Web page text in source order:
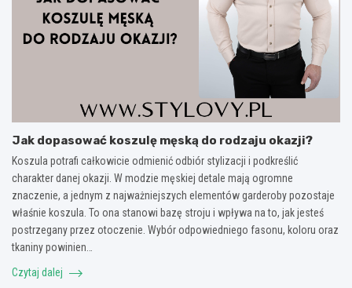
Jak dopasować koszulę męską do rodzaju okazji?
Koszula potrafi całkowicie odmienić odbiór stylizacji i podkreślić
charakter danej okazji. W modzie męskiej detale mają ogromne
znaczenie, a jednym z najważniejszych elementów garderoby pozostaje
właśnie koszula. To ona stanowi bazę stroju i wpływa na to, jak jesteś
postrzegany przez otoczenie. Wybór odpowiedniego fasonu, koloru oraz
tkaniny powinien…
Czytaj dalej